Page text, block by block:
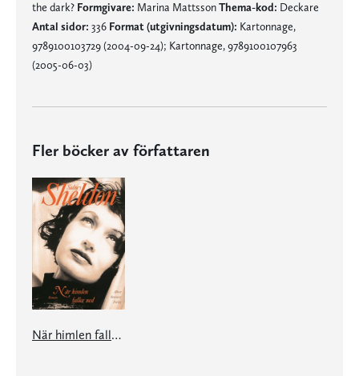
the dark? Formgivare: Marina MattssonThema-kod: Deckare
Antal sidor: 336 Format (utgivningsdatum): Kartonnage,
9789100103729 (2004-09-24); Kartonnage, 9789100107963
(2005-06-03)
Fler böcker av författaren
När himlen faller ned